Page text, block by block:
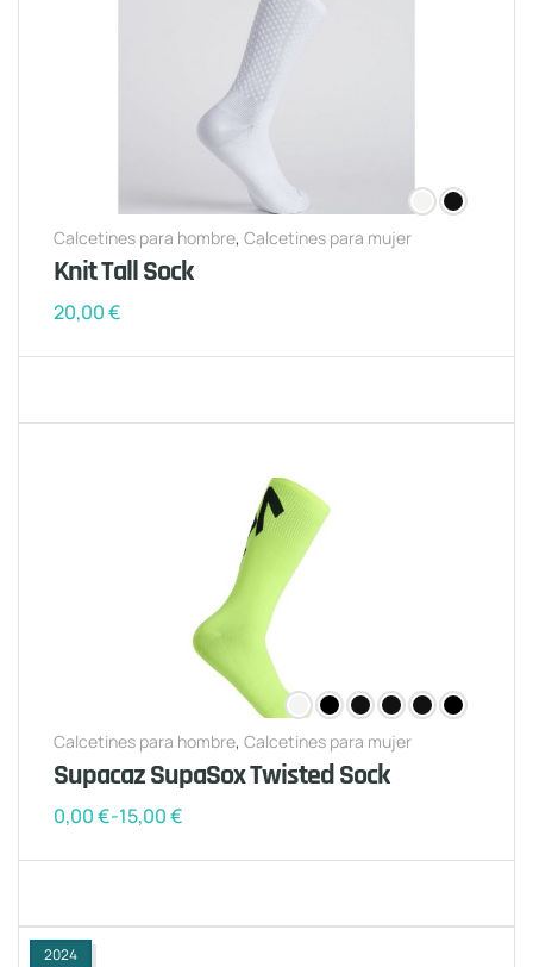
Calcetines para hombre, Calcetines para mujer
Knit Tall Sock
20,00€
Calcetines para hombre, Calcetines para mujer
Supacaz SupaSox Twisted Sock
0,00€-15,00€
2024